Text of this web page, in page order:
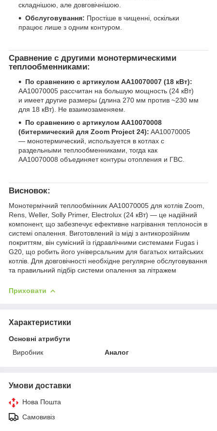
складнішою, але довговічнішою.
Обслуговування: Простіше в чищенні, оскільки
працює лише з одним контуром.
Сравнение с другими монотермическими
теплообменниками:
По сравнению с артикулом AA10070007 (18 кВт):
AA10070005 рассчитан на большую мощность (24 кВт)
и имеет другие размеры (длина 270 мм против ~230 мм
для 18 кВт). Не взаимозаменяем.
По сравнению с артикулом AA10070008
(битермический для Zoom Project 24): AA10070005
— монотермический, используется в котлах с
раздельными теплообменниками, тогда как
AA10070008 объединяет контуры отопления и ГВС.
Висновок:
Монотермічний теплообмінник AA10070005 для котлів Zoom,
Rens, Weller, Solly Primer, Electrolux (24 кВт) — це надійний
компонент, що забезпечує ефективне нагрівання теплоносія в
системі опалення. Виготовлений із міді з антикорозійним
покриттям, він сумісний із гідравлічними системами Fugas і
G20, що робить його універсальним для багатьох китайських
котлів. Для довговічності необхідне регулярне обслуговування
та правильний підбір системи опалення за літражем
Приховати
Характеристики
Основні атрибути
Виробник
Аналог
Умови доставки
Нова Пошта
Самовивіз